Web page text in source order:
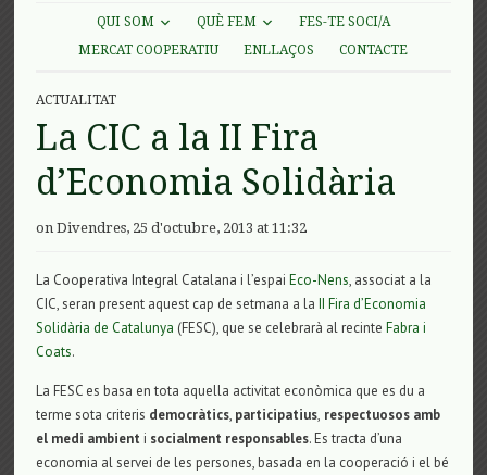
QUI SOM QUÈ FEM
FES-TE SOCI/A
MERCAT COOPERATIU
ENLLAÇOS CONTACTE
ACTUALITAT
La CIC a la II Fira
d’Economia Solidària
on Divendres, 25 d'octubre, 2013 at 11:32
La Cooperativa Integral Catalana i l’espaiEco-Nens, associat a la
CIC, seran present aquest cap de setmana a laII Fira d’Economia
Solidària de Catalunya (FESC), que se celebrarà al recinteFabra i
Coats.
La FESC es basa en tota aquella activitat econòmica que es du a
terme sota criteris democràtics, participatius, respectuosos amb
el medi ambient i socialment responsables. Es tracta d’una
economia al servei de les persones, basada en la cooperació i el bé